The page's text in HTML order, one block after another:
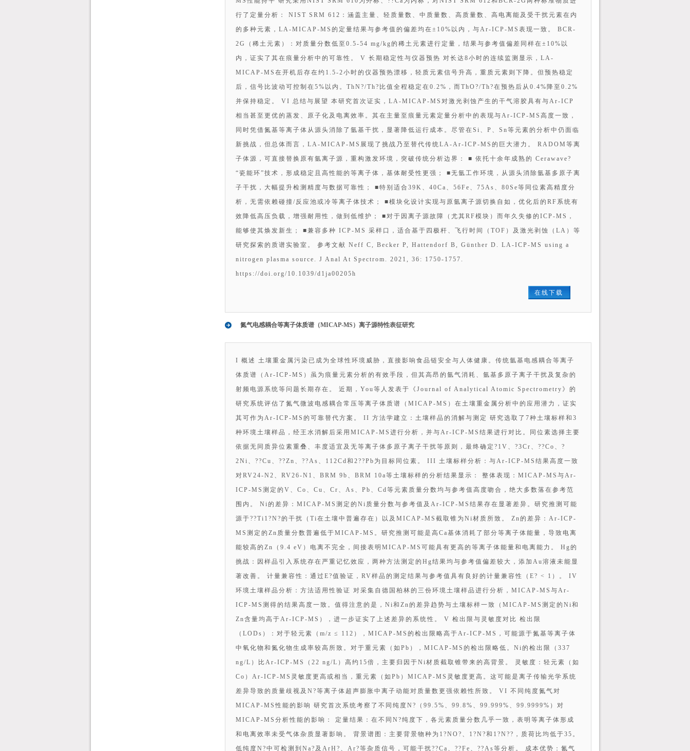
行了定量分析： NIST SRM 612：涵盖主量、轻质量数、中质量数、高质量数、高电离能及受干扰元素在内
的多种元素，LA-MICAP-MS的定量结果与参考值的偏差均在±10%以内，与Ar-ICP-MS表现一致。 BCR-
2G（稀土元素）：对质量分数低至0.5-54 mg/kg的稀土元素进行定量，结果与参考值偏差同样在±10%以
内，证实了其在痕量分析中的可靠性。 V 长期稳定性与仪器预热 对长达8小时的连续监测显示，LA-
MICAP-MS在开机后存在约1.5-2小时的仪器预热漂移，轻质元素信号升高，重质元素则下降。但预热稳定
后，信号比波动可控制在5%以内。ThN?/Th?比值全程稳定在0.2%，而ThO?/Th?在预热后从0.4%降至0.2%
并保持稳定。 VI 总结与展望 本研究首次证实，LA-MICAP-MS对激光剥蚀产生的干气溶胶具有与Ar-ICP
相当甚至更优的蒸发、原子化及电离效率。其在主量至痕量元素定量分析中的表现与Ar-ICP-MS高度一致，
同时凭借氮基等离子体从源头消除了氩基干扰，显著降低运行成本。尽管在Si、P、Sn等元素的分析中仍面临
新挑战，但总体而言，LA-MICAP-MS展现了挑战乃至替代传统LA-Ar-ICP-MS的巨大潜力。 RADOM等离
子体源，可直接替换原有氩离子源，重构激发环境，突破传统分析边界： ■ 依托十余年成熟的 Cerawave?
“瓷能环”技术，形成稳定且高性能的等离子体，基体耐受性更强； ■无氩工作环境，从源头消除氩基多原子离
子干扰，大幅提升检测精度与数据可靠性； ■特别适合39K、40Ca、56Fe、75As、80Se等同位素高精度分
析，无需依赖碰撞/反应池或冷等离子体技术； ■模块化设计实现与原氩离子源切换自如，优化后的RF系统有
效降低高压负载，增强耐用性，做到低维护； ■对于因离子源故障（尤其RF模块）而年久失修的ICP-MS，
能够使其焕发新生； ■兼容多种 ICP-MS 采样口，适合基于四极杆、飞行时间（TOF）及激光剥蚀（LA）等
研究探索的质谱实验室。 参考文献 Neff C, Becker P, Hattendorf B, Günther D. LA-ICP-MS using a
nitrogen plasma source. J Anal At Spectrom. 2021, 36: 1750-1757.
https://doi.org/10.1039/d1ja00205h
在线下载
氮气电感耦合等离子体质谱（MICAP-MS）离子源特性表征研究
I 概述 土壤重金属污染已成为全球性环境威胁，直接影响食品链安全与人体健康。传统氩基电感耦合等离子
体质谱（Ar-ICP-MS）虽为痕量元素分析的有效手段，但其高昂的氩气消耗、氩基多原子离子干扰及复杂的
射频电源系统等问题长期存在。 近期，You等人发表于《Journal of Analytical Atomic Spectrometry》的
研究系统评估了氮气微波电感耦合常压等离子体质谱（MICAP-MS）在土壤重金属分析中的应用潜力，证实
其可作为Ar-ICP-MS的可靠替代方案。 II 方法学建立：土壤样品的消解与测定 研究选取了7种土壤标样和3
种环境土壤样品，经王水消解后采用MICAP-MS进行分析，并与Ar-ICP-MS结果进行对比。同位素选择主要
依据无同质异位素重叠、丰度适宜及无等离子体多原子离子干扰等原则，最终确定?1V、?3Cr、??Co、?
2Ni、??Cu、??Zn、??As、112Cd和2??Pb为目标同位素。 III 土壤标样分析：与Ar-ICP-MS结果高度一致
对RV24-N2、RV26-N1、BRM 9b、BRM 10a等土壤标样的分析结果显示： 整体表现：MICAP-MS与Ar-
ICP-MS测定的V、Co、Cu、Cr、As、Pb、Cd等元素质量分数均与参考值高度吻合，绝大多数落在参考范
围内。 Ni的差异：MICAP-MS测定的Ni质量分数与参考值及Ar-ICP-MS结果存在显著差异。研究推测可能
源于??Ti1?N?的干扰（Ti在土壤中普遍存在）以及MICAP-MS截取锥为Ni材质所致。 Zn的差异：Ar-ICP-
MS测定的Zn质量分数普遍低于MICAP-MS。研究推测可能是高Ca基体消耗了部分等离子体能量，导致电离
能较高的Zn（9.4 eV）电离不完全，间接表明MICAP-MS可能具有更高的等离子体能量和电离能力。 Hg的
挑战：因样品引入系统存在严重记忆效应，两种方法测定的Hg结果均与参考值偏差较大，添加Au溶液未能显
著改善。 计量兼容性：通过E?值验证，RV样品的测定结果与参考值具有良好的计量兼容性（E? < 1）。 IV
环境土壤样品分析：方法适用性验证 对采集自德国柏林的三份环境土壤样品进行分析，MICAP-MS与Ar-
ICP-MS测得的结果高度一致。值得注意的是，Ni和Zn的差异趋势与土壤标样一致（MICAP-MS测定的Ni和
Zn含量均高于Ar-ICP-MS），进一步证实了上述差异的系统性。 V 检出限与灵敏度对比 检出限
（LODs）：对于轻元素（m/z ≤ 112），MICAP-MS的检出限略高于Ar-ICP-MS，可能源于氮基等离子体
中氧化物和氮化物生成率较高所致。对于重元素（如Pb），MICAP-MS的检出限略低。Ni的检出限（337
ng/L）比Ar-ICP-MS（22 ng/L）高约15倍，主要归因于Ni材质截取锥带来的高背景。 灵敏度：轻元素（如
Co）Ar-ICP-MS灵敏度更高或相当，重元素（如Pb）MICAP-MS灵敏度更高。这可能是离子传输光学系统
差异导致的质量歧视及N?等离子体超声膨胀中离子动能对质量数更强依赖性所致。 VI 不同纯度氮气对
MICAP-MS性能的影响 研究首次系统考察了不同纯度N?（99.5%、99.8%、99.999%、99.9999%）对
MICAP-MS分析性能的影响： 定量结果：在不同N?纯度下，各元素质量分数几乎一致，表明等离子体形成
和电离效率未受气体杂质显著影响。 背景谱图：主要背景物种为1?NO?、1?N?和1?N??，质荷比均低于35。
低纯度N?中可检测到Na?及ArH?、Ar?等杂质信号，可能干扰??Ca、??Fe、??As等分析。 成本优势：氮气